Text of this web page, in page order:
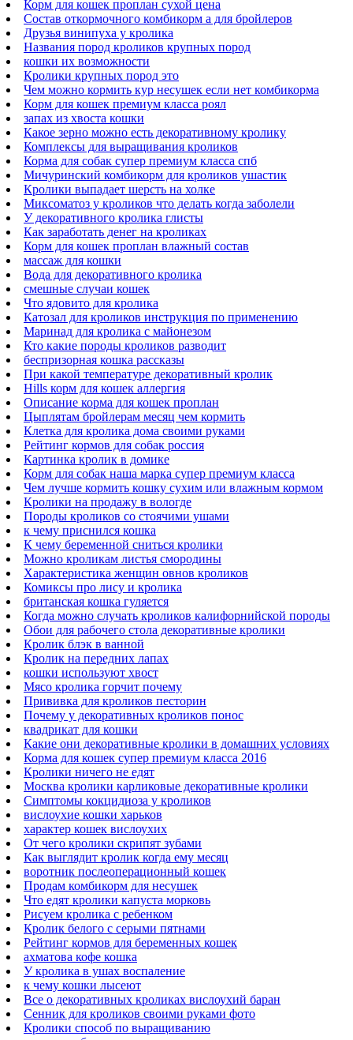
Корм для кошек проплан сухой цена
Состав откормочного комбикорм а для бройлеров
Друзья винипуха у кролика
Названия пород кроликов крупных пород
кошки их возможности
Кролики крупных пород это
Чем можно кормить кур несушек если нет комбикорма
Корм для кошек премиум класса роял
запах из хвоста кошки
Какое зерно можно есть декоративному кролику
Комплексы для выращивания кроликов
Корма для собак супер премиум класса спб
Мичуринский комбикорм для кроликов ушастик
Кролики выпадает шерсть на холке
Миксоматоз у кроликов что делать когда заболели
У декоративного кролика глисты
Как заработать денег на кроликах
Корм для кошек проплан влажный состав
массаж для кошки
Вода для декоративного кролика
смешные случаи кошек
Что ядовито для кролика
Катозал для кроликов инструкция по применению
Маринад для кролика с майонезом
Кто какие породы кроликов разводит
беспризорная кошка рассказы
При какой температуре декоративный кролик
Hills корм для кошек аллергия
Описание корма для кошек проплан
Цыплятам бройлерам месяц чем кормить
Клетка для кролика дома своими руками
Рейтинг кормов для собак россия
Картинка кролик в домике
Корм для собак наша марка супер премиум класса
Чем лучше кормить кошку сухим или влажным кормом
Кролики на продажу в вологде
Породы кроликов со стоячими ушами
к чему приснился кошка
К чему беременной сниться кролики
Можно кроликам листья смородины
Характеристика женщин овнов кроликов
Комиксы про лису и кролика
британская кошка гуляется
Когда можно случать кроликов калифорнийской породы
Обои для рабочего стола декоративные кролики
Кролик блэк в ванной
Кролик на передних лапах
кошки используют хвост
Мясо кролика горчит почему
Прививка для кроликов песторин
Почему у декоративных кроликов понос
квадрикат для кошки
Какие они декоративные кролики в домашних условиях
Корма для кошек супер премиум класса 2016
Кролики ничего не едят
Москва кролики карликовые декоративные кролики
Симптомы кокцидиоза у кроликов
вислоухие кошки харьков
характер кошек вислоухих
От чего кролики скрипят зубами
Как выглядит кролик когда ему месяц
воротник послеоперационный кошек
Продам комбикорм для несушек
Что едят кролики капуста морковь
Рисуем кролика с ребенком
Кролик белого с серыми пятнами
Рейтинг кормов для беременных кошек
ахматова кофе кошка
У кролика в ушах воспаление
к чему кошки лысеют
Все о декоративных кроликах вислоухий баран
Сенник для кроликов своими руками фото
Кролики способ по выращиванию